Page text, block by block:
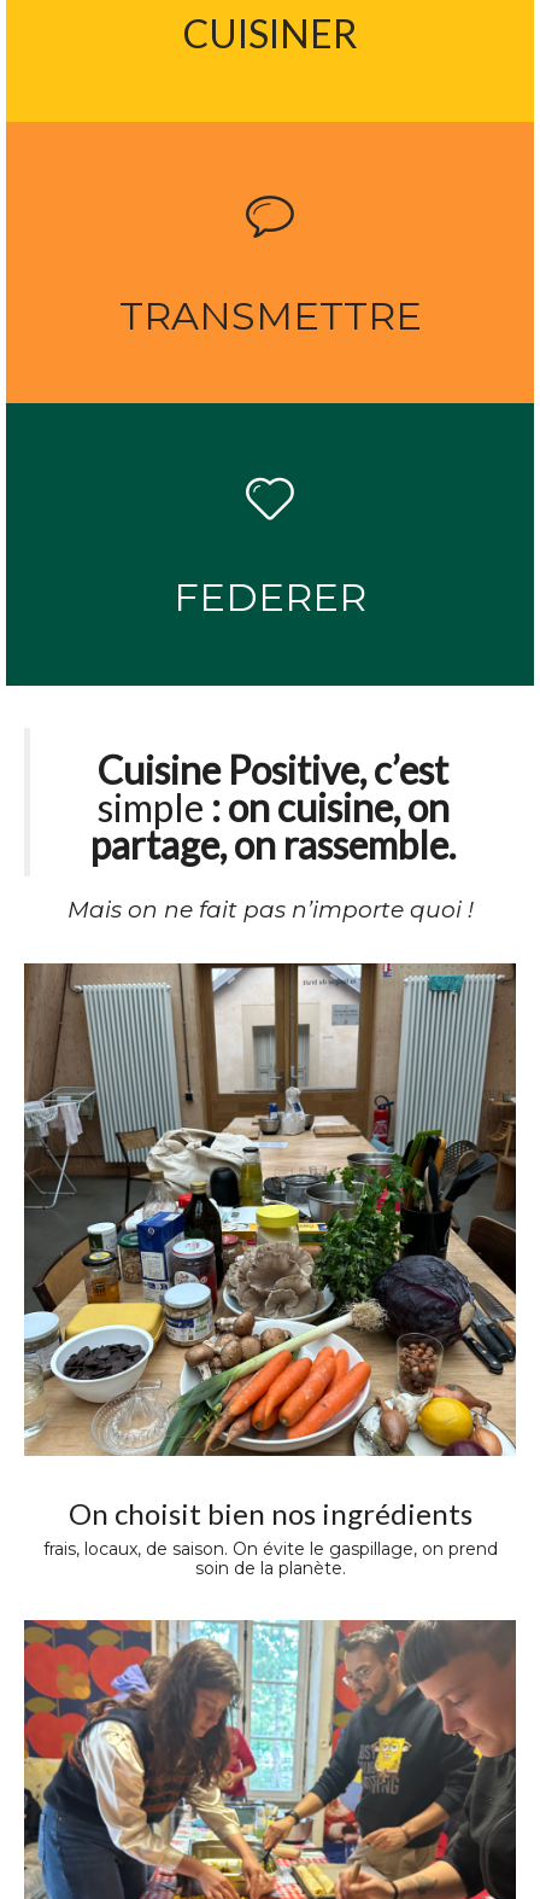
CUISINER
TRANSMETTRE
FEDERER
Cuisine Positive, c’est
simple : on cuisine, on
partage, on rassemble.
Mais on ne fait pas n’importe quoi !
On choisit bien nos ingrédients
frais, locaux, de saison. On évite le gaspillage, on prend
soin de la planète.